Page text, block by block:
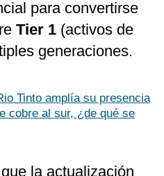
para convertirse
Tier 1 (activos de
generaciones.
Tinto amplía su presencia
cobre al sur, ¿de qué se
la actualización